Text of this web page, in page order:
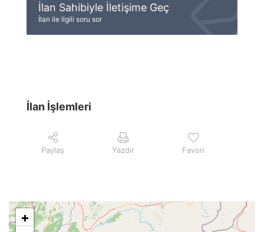
İlan Sahibiyle İletişime Geç
İlan ile ilgili soru sor
İlan İşlemleri
Paylaş Yazdır Favori
+